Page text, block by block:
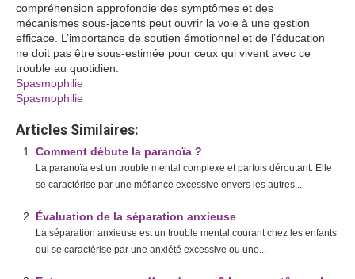
compréhension approfondie des symptômes et des
mécanismes sous-jacents peut ouvrir la voie à une gestion
efficace. L’importance de soutien émotionnel et de l’éducation
ne doit pas être sous-estimée pour ceux qui vivent avec ce
trouble au quotidien.
Spasmophilie
Spasmophilie
Articles Similaires:
Comment débute la paranoïa ?
La paranoïa est un trouble mental complexe et parfois déroutant. Elle
se caractérise par une méfiance excessive envers les autres...
Évaluation de la séparation anxieuse
La séparation anxieuse est un trouble mental courant chez les enfants
qui se caractérise par une anxiété excessive ou une...